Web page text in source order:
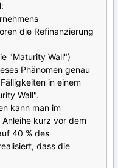
die Refinanzierung
"Maturity Wall")
Phänomen genau
in einem
Wall".
kann man im
kurz vor dem
40 % des
dass die